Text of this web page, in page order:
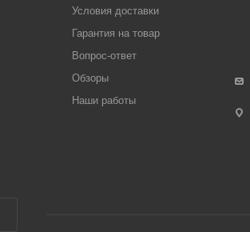
Условия доставки
Гарантия на товар
Вопрос-ответ
Обзоры
Наши работы